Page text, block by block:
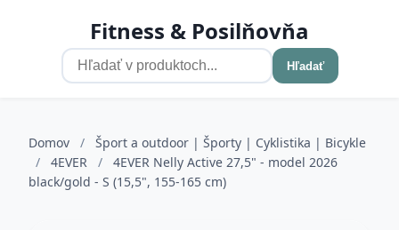
Fitness & Posilňovňa
Hľadať
Domov /
Šport a outdoor | Športy | Cyklistika | Bicykle
/
4EVER /
4EVER Nelly Active 27,5" - model 2026
black/gold - S (15,5", 155-165 cm)